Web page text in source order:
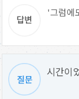
'그럼에
시간이